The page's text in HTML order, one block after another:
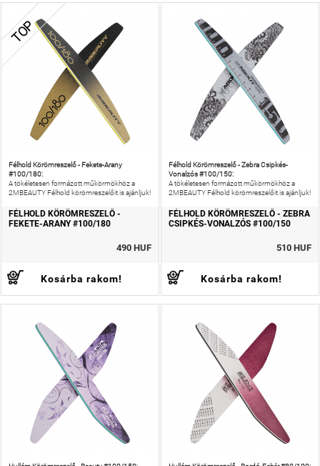
TOP
Félhold Körömreszelő - Fekete-Arany
#100/180:
A tökéletesen formázott műkörmökhöz a
2MBEAUTY Félhold körömreszelőit is ajánljuk!
FÉLHOLD KÖRÖMRESZELŐ -
FEKETE-ARANY #100/180
490 HUF
Kosárba rakom!
Félhold Körömreszelő - Zebra Csipkés-
Vonalzós #100/150:
A tökéletesen formázott műkörmökhöz a
2MBEAUTY Félhold körömreszelőit is ajánljuk!
FÉLHOLD KÖRÖMRESZELŐ - ZEBRA
CSIPKÉS-VONALZÓS #100/150
510 HUF
Kosárba rakom!